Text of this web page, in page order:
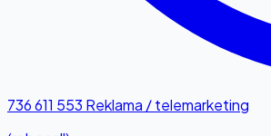
736 611 553 Reklama / telemarketing